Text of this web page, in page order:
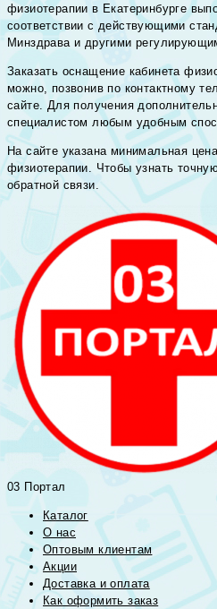
физиотерапии в Екатеринбурге
соответствии с действующими
Минздрава и другими
Заказать оснащение кабинета
можно, позвонив по контактному
сайте. Для получения
специалистом любым удобным
На сайте указана минимальная
физиотерапии. Чтобы узнать
обратной связи.
03 Портал
Каталог
О нас
Оптовым клиентам
Акции
Доставка и оплата
Как оформить заказ